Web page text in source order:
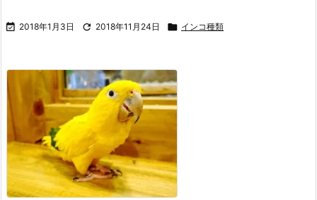
 2018年1月3日  2018年11月24日  インコ種類